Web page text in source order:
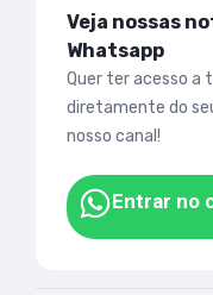
Veja nossas
Whatsapp
Quer ter acesso a
diretamente do
nosso canal!
Entrar no